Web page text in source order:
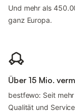
Und mehr als
ganz Europa.
Über 15 Mio.
bestfewo: Seit
Qualität und